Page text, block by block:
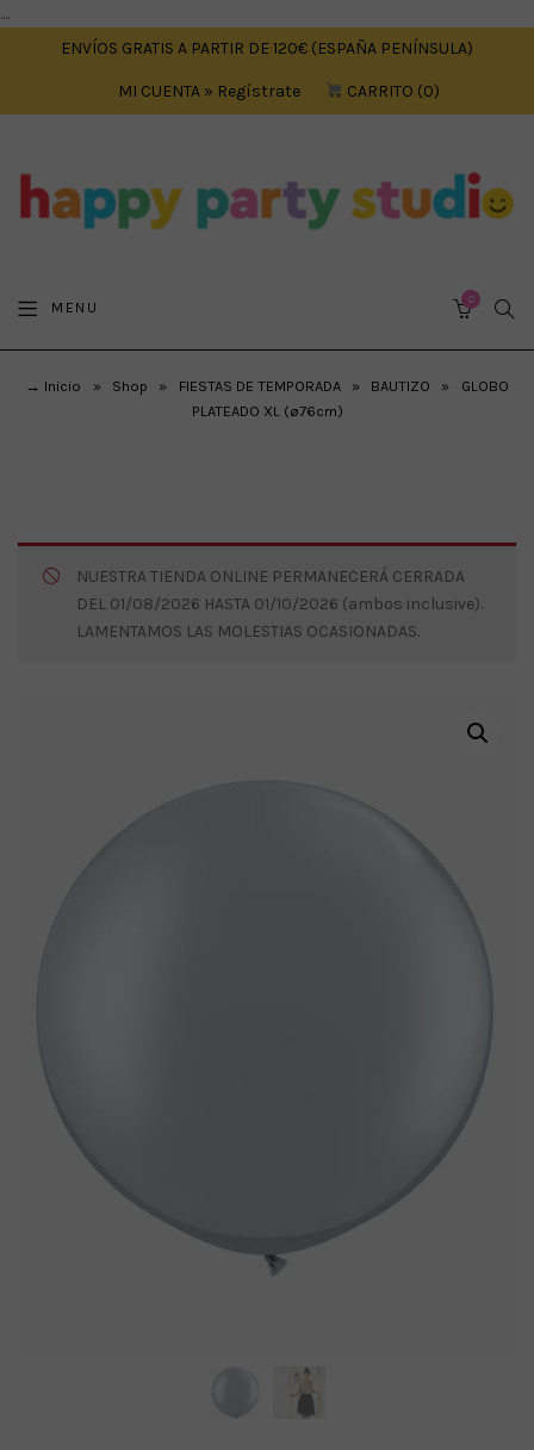
....
ENVÍOS GRATIS A PARTIR DE 120€ (ESPAÑA PENÍNSULA)
MI CUENTA » Regístrate CARRITO 0
MENU 0
→ Inicio » Shop » FIESTAS DE TEMPORADA » BAUTIZO »
GLOBO
PLATEADO XL (ø76cm)
NUESTRA TIENDA ONLINE PERMANECERÁ CERRADA
DEL 01/08/2026 HASTA 01/10/2026 (ambos inclusive).
LAMENTAMOS LAS MOLESTIAS OCASIONADAS.